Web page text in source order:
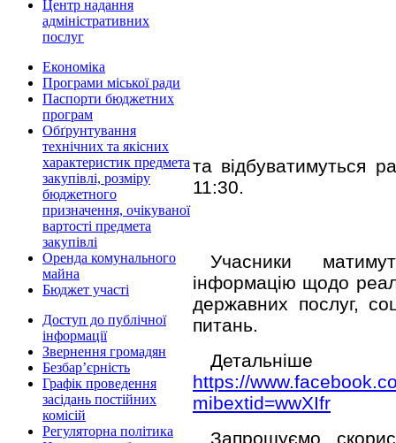
Центр надання
адміністративних
послуг
Економіка
Програми міської ради
Паспорти бюджетних
програм
Обґрунтування
технічних та якісних
характеристик предмета
закупівлі, розміру
бюджетного
призначення, очікуваної
вартості предмета
закупівлі
Оренда комунального
майна
Бюджет участі
Доступ до публічної
інформації
Звернення громадян
Безбар’єрність
Графік проведення
засідань постійних
комісій
Регуляторна політика
та відбуватимуться
11:30.
Учасники
інформацію щодо
державних послуг,
питань.
https://
mibextid=wwXIfr
Запрошуємо